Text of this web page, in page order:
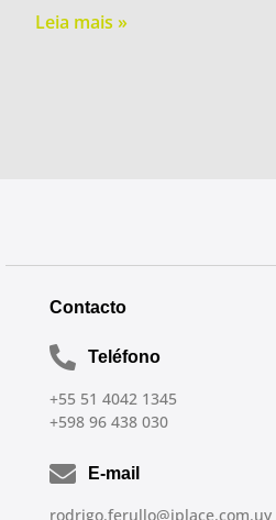
Leia mais »
Contacto
Teléfono
+55 51 4042 1345
+598 96 438 030
E-mail
rodrigo.ferullo@iplace.com.uy